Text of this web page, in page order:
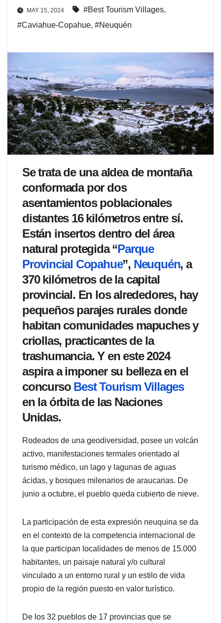
MAY 15, 2024 #Best Tourism Villages,
#Caviahue-Copahue, #Neuquén
Se trata de una aldea de montaña
conformada por dos
asentamientos poblacionales
distantes 16 kilómetros entre sí.
Están insertos dentro del área
natural protegida “Parque
Provincial Copahue”, Neuquén, a
370 kilómetros de la capital
provincial. En los alrededores, hay
pequeños parajes rurales donde
habitan comunidades mapuches y
criollas, practicantes de la
trashumancia. Y en este 2024
aspira a imponer su belleza en el
concurso Best Tourism Villages
en la órbita de las Naciones
Unidas.
Rodeados de una geodiversidad, posee un volcán
activo, manifestaciones termales orientado al
turismo médico, un lago y lagunas de aguas
ácidas, y bosques milenarios de araucarias. De
junio a octubre, el pueblo queda cubierto de nieve.
La participación de esta expresión neuquina se da
en el contexto de la competencia internacional de
la que participan localidades de menos de 15.000
habitantes, un paisaje natural y/o cultural
vinculado a un entorno rural y un estilo de vida
propio de la región puesto en valor turístico.
De los 32 pueblos de 17 provincias que se